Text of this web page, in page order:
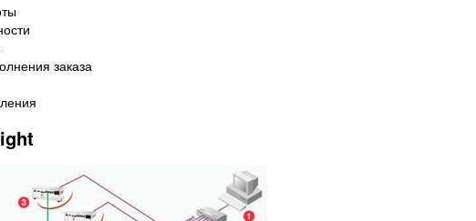
заказа